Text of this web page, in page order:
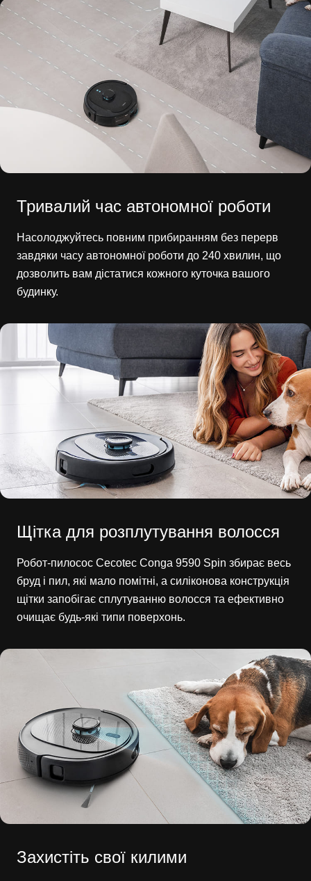
Тривалий час автономної роботи
Насолоджуйтесь повним прибиранням без перерв
завдяки часу автономної роботи до 240 хвилин, що
дозволить вам дістатися кожного куточка вашого
будинку.
Щітка для розплутування волосся
Робот-пилосос Cecotec Conga 9590 Spin збирає весь
бруд і пил, які мало помітні, а силіконова конструкція
щітки запобігає сплутуванню волосся та ефективно
очищає будь-які типи поверхонь.
Захистіть свої килими